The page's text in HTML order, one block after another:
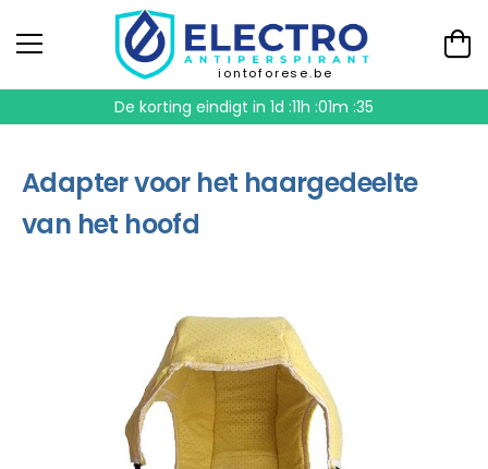
iontoforese.be
De korting eindigt in 1d :11h :01m :34
Adapter voor het haargedeelte
van het hoofd